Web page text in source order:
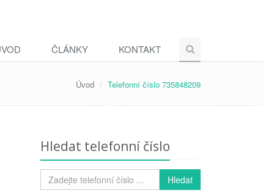
ČLÁNKY KONTAKT
Úvod Telefonní číslo 735848209
Hledat telefonní číslo
Hledat